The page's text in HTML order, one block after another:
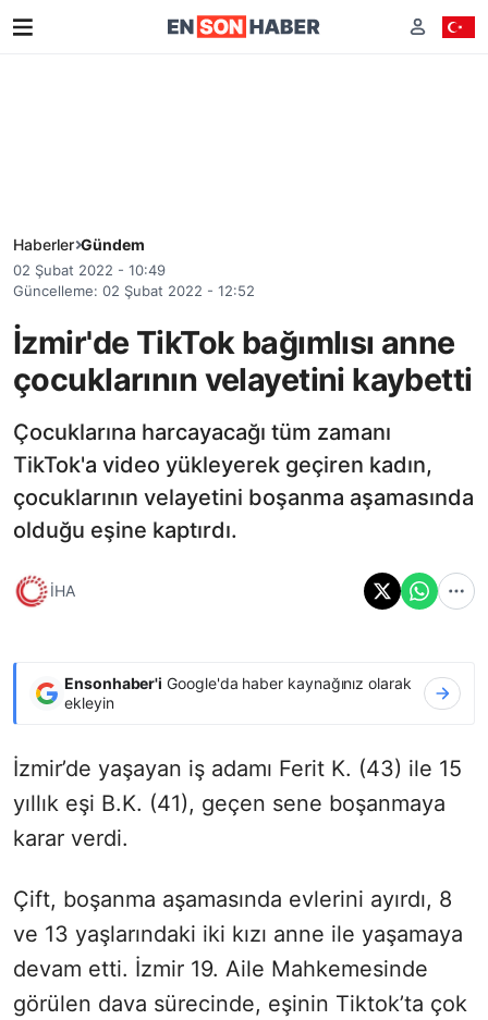
Haberler Gündem
02 Şubat 2022 - 10:49
Güncelleme: 02 Şubat 2022 - 12:52
İzmir'de TikTok bağımlısı anne
çocuklarının velayetini kaybetti
Çocuklarına harcayacağı tüm zamanı
TikTok'a video yükleyerek geçiren kadın,
çocuklarının velayetini boşanma aşamasında
olduğu eşine kaptırdı.
İHA
Ensonhaber'i Google'da haber kaynağınız olarak
ekleyin
İzmir’de yaşayan iş adamı Ferit K. (43) ile 15
yıllık eşi B.K. (41), geçen sene boşanmaya
karar verdi.
Çift, boşanma aşamasında evlerini ayırdı, 8
ve 13 yaşlarındaki iki kızı anne ile yaşamaya
devam etti. İzmir 19. Aile Mahkemesinde
görülen dava sürecinde, eşinin Tiktok’ta çok